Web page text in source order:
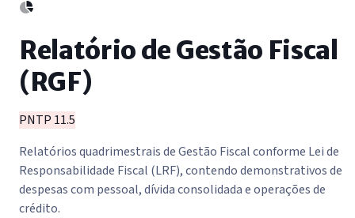
Relatório de Gestão Fiscal
(RGF)
PNTP 11.5
Relatórios quadrimestrais de Gestão Fiscal conforme Lei de
Responsabilidade Fiscal (LRF), contendo demonstrativos de
despesas com pessoal, dívida consolidada e operações de
crédito.